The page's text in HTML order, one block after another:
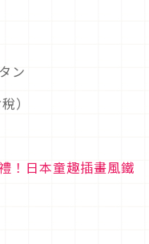
ン
）
！日本童趣插畫風鐵